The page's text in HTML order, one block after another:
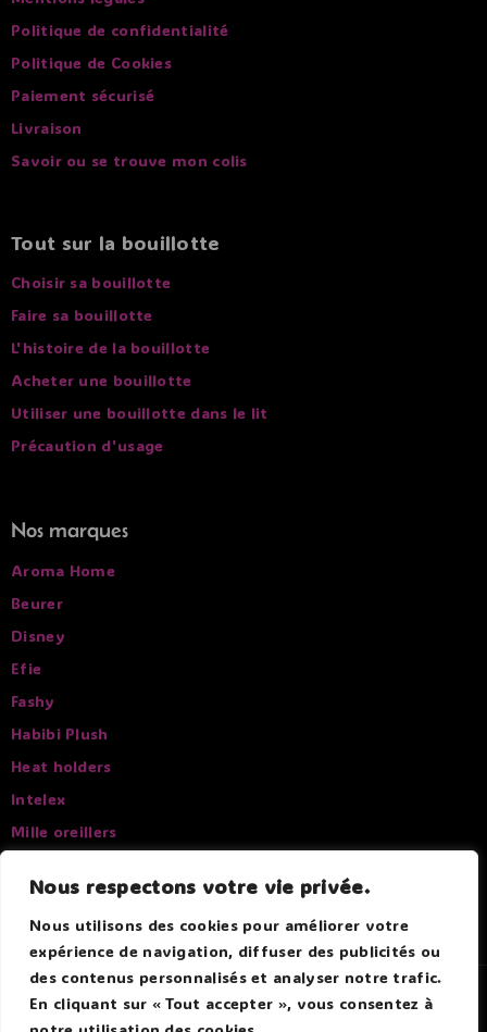
Nous respectons votre vie privée.
Nous utilisons des cookies pour améliorer votre
expérience de navigation, diffuser des publicités ou
des contenus personnalisés et analyser notre trafic.
En cliquant sur « Tout accepter », vous consentez à
Politique de confidentialité
Politique de Cookies
Paiement sécurisé
Livraison
Savoir ou se trouve mon colis
Tout sur la bouillotte
Choisir sa bouillotte
Faire sa bouillotte
L'histoire de la bouillotte
Acheter une bouillotte
Utiliser une bouillotte dans le lit
Précaution d'usage
Nos marques
Aroma Home
Beurer
Disney
Efie
Fashy
Habibi Plush
Heat holders
Intelex
Mille oreillers
Sissel
© 2026 Douce Bouillotte - Par Boitmobile - Agence web